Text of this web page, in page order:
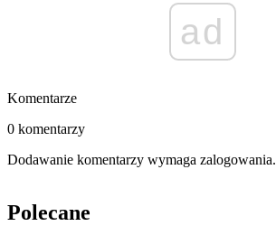
ad
Komentarze
0 komentarzy
Dodawanie komentarzy wymaga zalogowania.
Polecane